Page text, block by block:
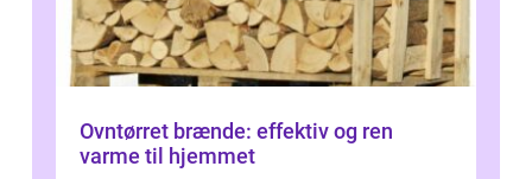
Ovntørret brænde: effektiv og ren
varme til hjemmet